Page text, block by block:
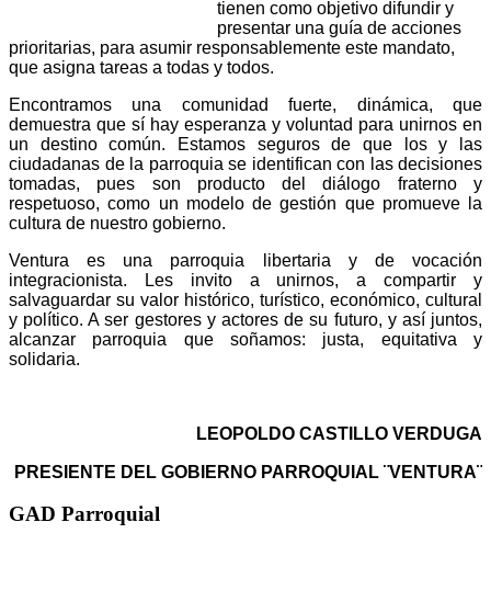
tienen como objetivo difundir y
presentar una guía de acciones
prioritarias, para asumir responsablemente este mandato,
que asigna tareas a todas y todos.
Encontramos una comunidad fuerte, dinámica, que
demuestra que sí hay esperanza y voluntad para unirnos en
un destino común. Estamos seguros de que los y las
ciudadanas de la parroquia se identifican con las decisiones
tomadas, pues son producto del diálogo fraterno y
respetuoso, como un modelo de gestión que promueve la
cultura de nuestro gobierno.
Ventura es una parroquia libertaria y de vocación
integracionista. Les invito a unirnos, a compartir y
salvaguardar su valor histórico, turístico, económico, cultural
y político. A ser gestores y actores de su futuro, y así juntos,
alcanzar parroquia que soñamos: justa, equitativa y
solidaria.
LEOPOLDO CASTILLO VERDUGA
PRESIENTE DEL GOBIERNO PARROQUIAL ¨VENTURA¨
GAD Parroquial